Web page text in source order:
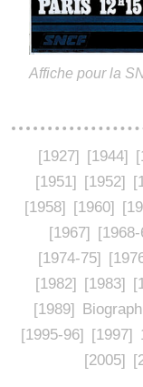
Affiche pour la
[1927] [1944]
[1951] [1952]
[1958] [1960]
[1967] [1968-
[1974-75]
[1982] [1983]
[1989]
[1995-96] [1997]
[2005]